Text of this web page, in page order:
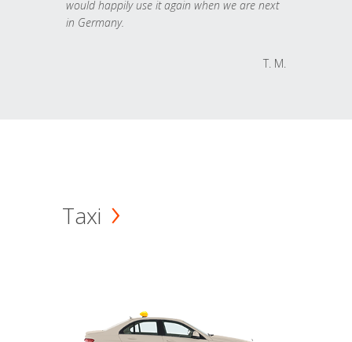
would happily use it again when we are next
in Germany.
T. M.
Taxi